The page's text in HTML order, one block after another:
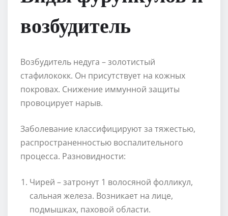
возбудитель
Возбудитель недуга – золотистый
стафилококк. Он присутствует на кожных
покровах. Снижение иммунной защиты
провоцирует нарыв.
Заболевание классифицируют за тяжестью,
распространенностью воспалительного
процесса. Разновидности:
Чирей – затронут 1 волосяной фолликул,
сальная железа. Возникает на лице,
подмышках, паховой области.